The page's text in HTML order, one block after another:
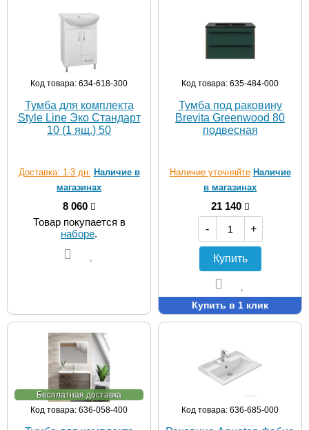
Код товара: 634-618-300
Тумба для комплекта
Style Line Эко Стандарт
10 (1 ящ.) 50
Доставка: 1-3 дн. Наличие в
магазинах
8 060
Товар покупается в
наборе.
Код товара: 635-484-000
Тумба под раковину
Brevita Greenwood 80
подвесная
Наличие уточняйте Наличие
в магазинах
21 140
-
+
Купить
Купить в 1 клик
Бесплатная доставка
Код товара: 636-058-400
Код товара: 636-685-000